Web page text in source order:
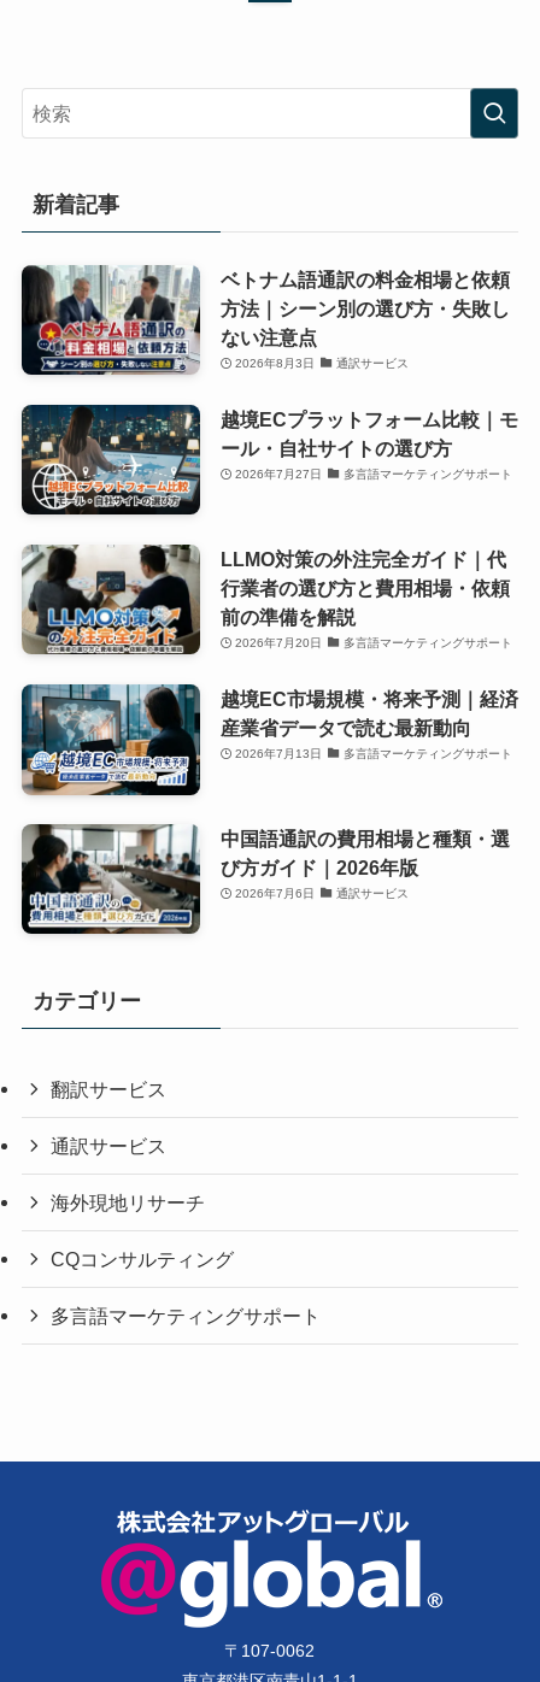
新着記事
ベトナム語通訳の料金相場と依頼
方法｜シーン別の選び方・失敗し
ない注意点
2026年8月3日 通訳サービス
越境ECプラットフォーム比較｜モ
ール・自社サイトの選び方
2026年7月27日 多言語マーケティングサポート
LLMO対策の外注完全ガイド｜代
行業者の選び方と費用相場・依頼
前の準備を解説
2026年7月20日 多言語マーケティングサポート
越境EC市場規模・将来予測｜経済
産業省データで読む最新動向
2026年7月13日 多言語マーケティングサポート
中国語通訳の費用相場と種類・選
び方ガイド｜2026年版
2026年7月6日 通訳サービス
カテゴリー
翻訳サービス
通訳サービス
海外現地リサーチ
CQコンサルティング
多言語マーケティングサポート
〒 107-0062